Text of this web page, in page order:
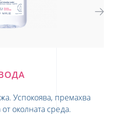
Успокоява, премахва
околната среда.